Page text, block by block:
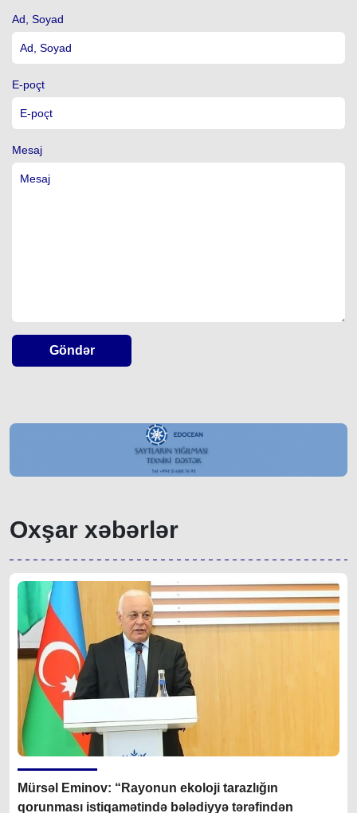
Ad, Soyad
E-poçt
Mesaj
Göndər
Oxşar xəbərlər
Mürsəl Eminov: “Rayonun ekoloji tarazlığın
qorunması istiqamətində bələdiyyə tərəfindən